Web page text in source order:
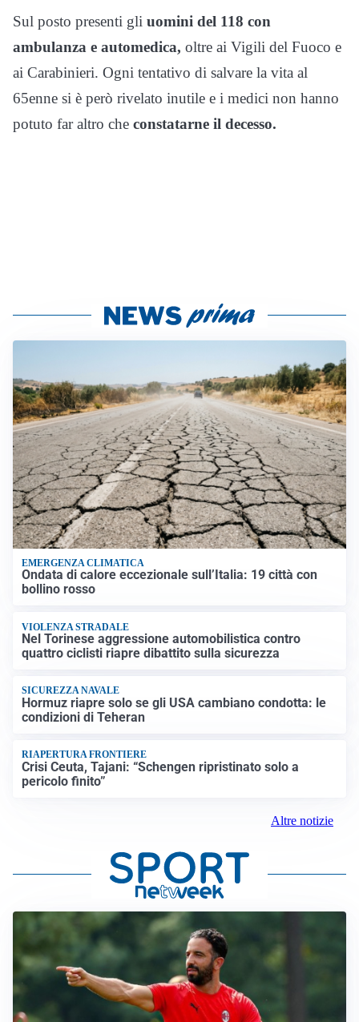
Sul posto presenti gli uomini del 118 con
ambulanza e automedica, oltre ai Vigili del Fuoco e
ai Carabinieri. Ogni tentativo di salvare la vita al
65enne si è però rivelato inutile e i medici non hanno
potuto far altro che constatarne il decesso.
EMERGENZA CLIMATICA
Ondata di calore eccezionale sull’Italia: 19 città con
bollino rosso
VIOLENZA STRADALE
Nel Torinese aggressione automobilistica contro
quattro ciclisti riapre dibattito sulla sicurezza
SICUREZZA NAVALE
Hormuz riapre solo se gli USA cambiano condotta: le
condizioni di Teheran
RIAPERTURA FRONTIERE
Crisi Ceuta, Tajani: “Schengen ripristinato solo a
pericolo finito”
Altre notizie